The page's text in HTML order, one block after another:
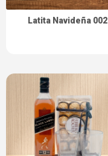
Latita Navideña 002